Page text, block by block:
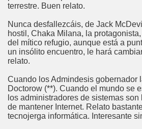
terrestre. Buen relato.
Nunca desfallezcáis, de Jack
hostil, Chaka Milana, la
del mítico refugio, aunque está a
un insólito encuentro, le hará
relato.
Cuando los Admindesis gobernador
Doctorow (**). Cuando el mundo se
los administradores de sistemas
de mantener Internet. Relato
tecnojerga informática. Interesante